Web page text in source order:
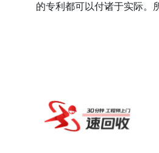
的专利都可以付诸于实际。